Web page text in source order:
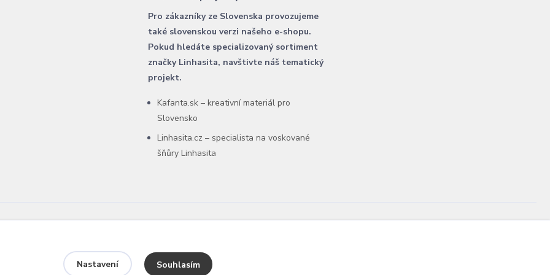
Pro zákazníky ze Slovenska provozujeme
také slovenskou verzi našeho e-shopu.
Pokud hledáte specializovaný sortiment
značky Linhasita, navštivte náš tematický
projekt.
Kafanta.sk – kreativní materiál pro
Slovensko
Linhasita.cz – specialista na voskované
šňůry Linhasita
Nastavení Souhlasím